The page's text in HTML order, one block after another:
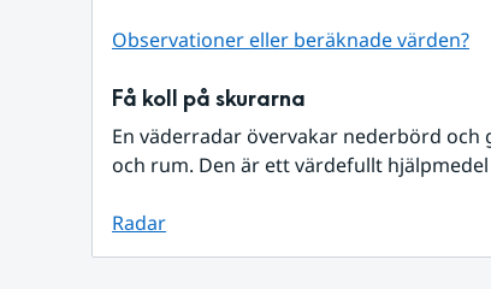
Observationer eller beräknade värden?
Få koll på skurarna
En väderradar övervakar nederbörd
och rum. Den är ett värdefullt
Radar